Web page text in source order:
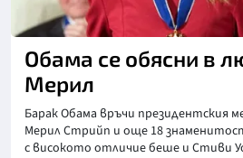
Обама се обясни в
Мерил
Барак Обама връчи президентския
Мерил Стрийп и още 18
с високото отличие беше и Стиви